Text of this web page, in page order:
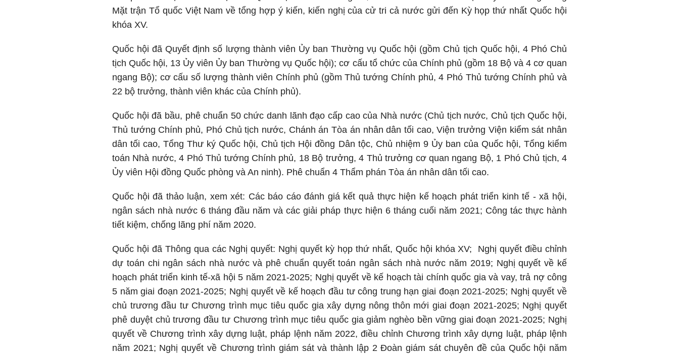
Mặt trận Tổ quốc Việt Nam về tổng hợp ý kiến, kiến nghị của cử tri cả nước gửi đến Kỳ họp thứ nhất Quốc hội
khóa XV.
Quốc hội đã Quyết định số lượng thành viên Ủy ban Thường vụ Quốc hội (gồm Chủ tịch Quốc hội, 4 Phó Chủ
tịch Quốc hội, 13 Ủy viên Ủy ban Thường vụ Quốc hội); cơ cấu tổ chức của Chính phủ (gồm 18 Bộ và 4 cơ quan
ngang Bộ); cơ cấu số lượng thành viên Chính phủ (gồm Thủ tướng Chính phủ, 4 Phó Thủ tướng Chính phủ và
22 bộ trưởng, thành viên khác của Chính phủ).
Quốc hội đã bầu, phê chuẩn 50 chức danh lãnh đạo cấp cao của Nhà nước (Chủ tịch nước, Chủ tịch Quốc hội,
Thủ tướng Chính phủ, Phó Chủ tịch nước, Chánh án Tòa án nhân dân tối cao, Viện trưởng Viện kiểm sát nhân
dân tối cao, Tổng Thư ký Quốc hội, Chủ tịch Hội đồng Dân tộc, Chủ nhiệm 9 Ủy ban của Quốc hội, Tổng kiểm
toán Nhà nước, 4 Phó Thủ tướng Chính phủ, 18 Bộ trưởng, 4 Thủ trưởng cơ quan ngang Bộ, 1 Phó Chủ tịch, 4
Ủy viên Hội đồng Quốc phòng và An ninh). Phê chuẩn 4 Thẩm phán Tòa án nhân dân tối cao.
Quốc hội đã thảo luận, xem xét: Các báo cáo đánh giá kết quả thực hiện kế hoạch phát triển kinh tế - xã hội,
ngân sách nhà nước 6 tháng đầu năm và các giải pháp thực hiện 6 tháng cuối năm 2021; Công tác thực hành
tiết kiệm, chống lãng phí năm 2020.
Quốc hội đã Thông qua các Nghị quyết: Nghị quyết kỳ họp thứ nhất, Quốc hội khóa XV; Nghị quyết điều chỉnh
dự toán chi ngân sách nhà nước và phê chuẩn quyết toán ngân sách nhà nước năm 2019; Nghị quyết về kế
hoạch phát triển kinh tế-xã hội 5 năm 2021-2025; Nghị quyết về kế hoạch tài chính quốc gia và vay, trả nợ công
5 năm giai đoạn 2021-2025; Nghị quyết về kế hoạch đầu tư công trung hạn giai đoạn 2021-2025; Nghị quyết về
chủ trương đầu tư Chương trình mục tiêu quốc gia xây dựng nông thôn mới giai đoạn 2021-2025; Nghị quyết
phê duyệt chủ trương đầu tư Chương trình mục tiêu quốc gia giảm nghèo bền vững giai đoạn 2021-2025; Nghị
quyết về Chương trình xây dựng luật, pháp lệnh năm 2022, điều chỉnh Chương trình xây dựng luật, pháp lệnh
năm 2021; Nghị quyết về Chương trình giám sát và thành lập 2 Đoàn giám sát chuyên đề của Quốc hội năm